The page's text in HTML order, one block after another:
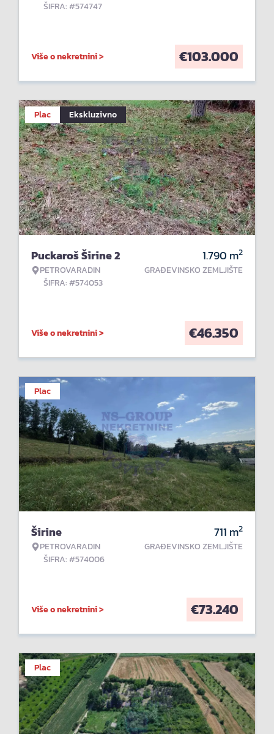
ŠIFRA: #574747
Više o nekretnini > €103.000
Plac Ekskluzivno
Puckaroš Širine 2
PETROVARADIN
ŠIFRA: #574053
1.790 m2
GRAĐEVINSKO ZEMLJIŠTE
Više o nekretnini > €46.350
Plac
Širine
PETROVARADIN
ŠIFRA: #574006
711 m2
GRAĐEVINSKO ZEMLJIŠTE
Više o nekretnini > €73.240
Plac